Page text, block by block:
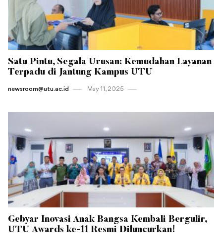
Satu Pintu, Segala Urusan: Kemudahan Layanan
Terpadu di Jantung Kampus UTU
newsroom@utu.ac.id May 11 , 2025
Gebyar Inovasi Anak Bangsa Kembali Bergulir,
UTU Awards ke-11 Resmi Diluncurkan!